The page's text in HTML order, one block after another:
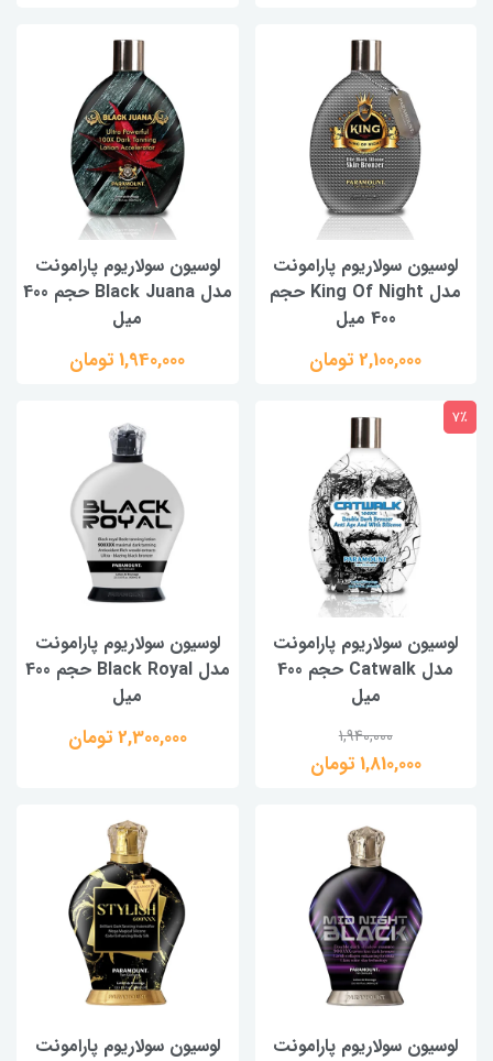
لوسیون سولاریوم پارامونت
مدل King Of Night حجم
400 میل
2,100,000 تومان
لوسیون سولاریوم پارامونت
مدل Black Juana حجم 400
میل
1,940,000 تومان
لوسیون سولاریوم پارامونت
مدل Catwalk حجم 400
میل
1,940,000
1,810,000 تومان
7٪
لوسیون سولاریوم پارامونت
مدل Black Royal حجم 400
میل
2,300,000 تومان
لوسیون سولاریوم پارامونت
لوسیون سولاریوم پارامونت